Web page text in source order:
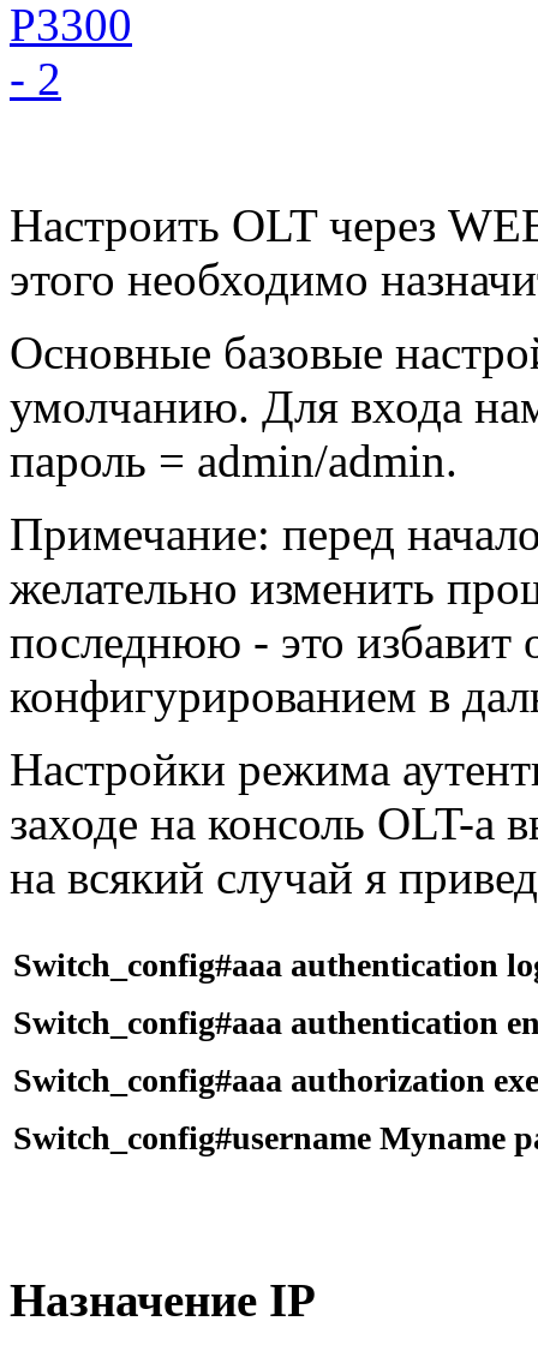
Настроить OLT через
этого необходимо
Основные базовые
умолчанию. Для входа
пароль = admin/admin.
Примечание: перед
желательно изменить
последнюю - это избавит
конфигурированием в
Настройки режима
заходе на консоль OLT-
на всякий случай я
Switch_config#aaa authentication
Switch_config#aaa authentication
Switch_config#aaa authorization
Switch_config#username Myname
Назначение IP